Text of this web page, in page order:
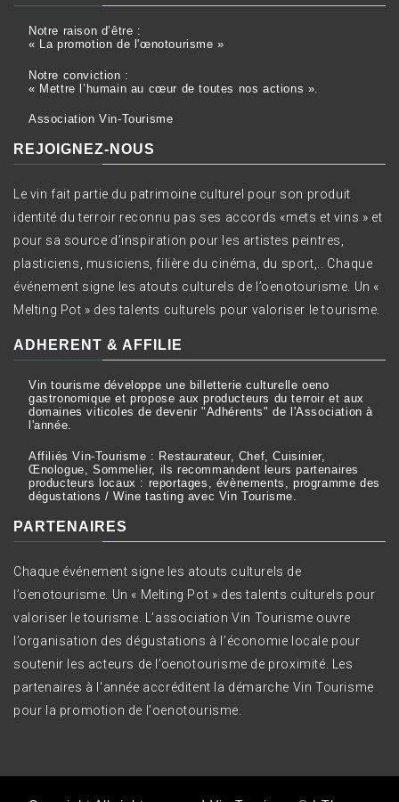
Notre raison d’être :
« La promotion de l'œnotourisme »
Notre conviction :
« Mettre l’humain au cœur de toutes nos actions ».
Association Vin-Tourisme
REJOIGNEZ-NOUS
Le vin fait partie du patrimoine culturel pour son produit
identité du terroir reconnu pas ses accords «mets et vins » et
pour sa source d’inspiration pour les artistes peintres,
plasticiens, musiciens, filière du cinéma, du sport,.. Chaque
événement signe les atouts culturels de l’oenotourisme. Un «
Melting Pot » des talents culturels pour valoriser le tourisme.
ADHERENT & AFFILIE
Vin tourisme développe une billetterie culturelle oeno
gastronomique et propose aux producteurs du terroir et aux
domaines viticoles de devenir "Adhérents" de l'Association à
l'année.
Affiliés Vin-Tourisme : Restaurateur, Chef, Cuisinier,
Œnologue, Sommelier, ils recommandent leurs partenaires
producteurs locaux : reportages, évènements, programme des
dégustations / Wine tasting avec Vin Tourisme.
PARTENAIRES
Chaque événement signe les atouts culturels de
l’oenotourisme. Un « Melting Pot » des talents culturels pour
valoriser le tourisme. L’association Vin Tourisme ouvre
l’organisation des dégustations à l’économie locale pour
soutenir les acteurs de l’oenotourisme de proximité. Les
partenaires à l'année accréditent la démarche Vin Tourisme
pour la promotion de l'oenotourisme.